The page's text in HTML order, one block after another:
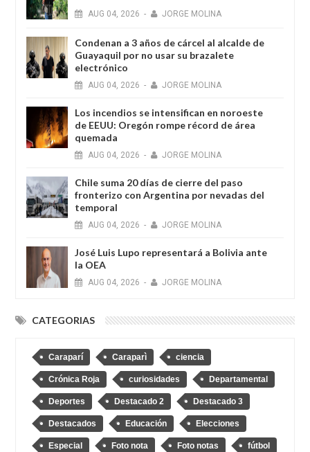
AUG 04, 2026 - JORGE MOLINA
Condenan a 3 años de cárcel al alcalde de
Guayaquil por no usar su brazalete
electrónico
AUG 04, 2026 - JORGE MOLINA
Los incendios se intensifican en noroeste
de EEUU: Oregón rompe récord de área
quemada
AUG 04, 2026 - JORGE MOLINA
Chile suma 20 días de cierre del paso
fronterizo con Argentina por nevadas del
temporal
AUG 04, 2026 - JORGE MOLINA
José Luis Lupo representará a Bolivia ante
la OEA
AUG 04, 2026 - JORGE MOLINA
CATEGORIAS
Caraparí Caraparì ciencia
Crónica Roja curiosidades Departamental
Deportes Destacado 2 Destacado 3
Destacados Educación Elecciones
Especial Foto nota Foto notas fútbol